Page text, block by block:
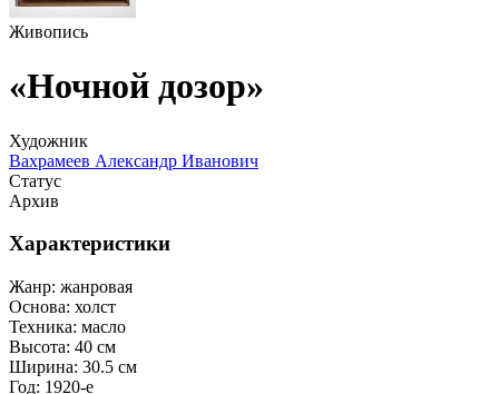
Живопись
«Ночной дозор»
Художник
Вахрамеев Александр Иванович
Статус
Архив
Характеристики
Жанр: жанровая
Основа: холст
Техника: масло
Высота: 40 см
Ширина: 30.5 см
Год: 1920-е